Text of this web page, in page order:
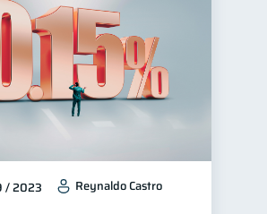
/ 2023 Reynaldo Castro